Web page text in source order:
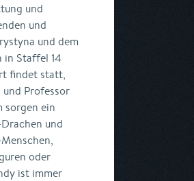
und
und
und dem
in Staffel 14
findet statt,
Professor
sorgen ein
und
oder
ist immer